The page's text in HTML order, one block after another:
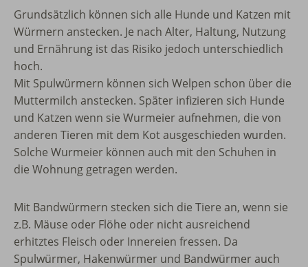
Grundsätzlich können sich alle Hunde und Katzen mit
Würmern anstecken. Je nach Alter, Haltung, Nutzung
und Ernährung ist das Risiko jedoch unterschiedlich
hoch.
Mit Spulwürmern können sich Welpen schon über die
Muttermilch anstecken. Später infizieren sich Hunde
und Katzen wenn sie Wurmeier aufnehmen, die von
anderen Tieren mit dem Kot ausgeschieden wurden.
Solche Wurmeier können auch mit den Schuhen in
die Wohnung getragen werden.
Mit Bandwürmern stecken sich die Tiere an, wenn sie
z.B. Mäuse oder Flöhe oder nicht ausreichend
erhitztes Fleisch oder Innereien fressen. Da
Spulwürmer, Hakenwürmer und Bandwürmer auch